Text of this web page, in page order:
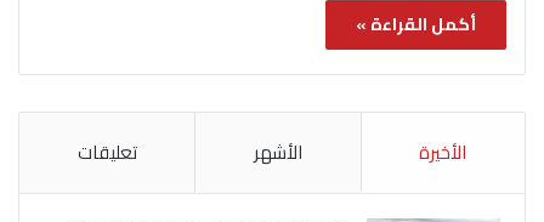
أكمل القراءة »
الأخيرة الأشهر تعليقات